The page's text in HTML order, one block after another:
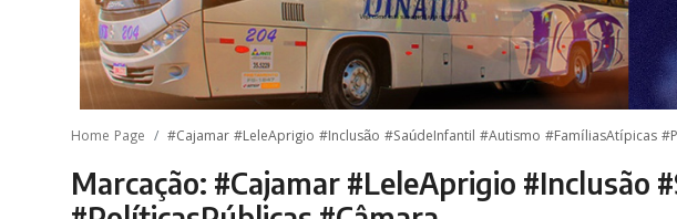
Galeria de Fotos
Home Page #Cajamar #LeleAprigio #Inclusão #SaúdeInfantil #Autismo #FamíliasAtípicas
Marcação: #Cajamar #LeleAprigio